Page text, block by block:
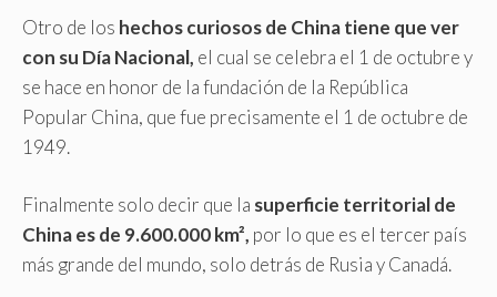
Otro de los hechos curiosos de China tiene que ver
con su Día Nacional, el cual se celebra el 1 de octubre y
se hace en honor de la fundación de la República
Popular China, que fue precisamente el 1 de octubre de
1949.
Finalmente solo decir que la superficie territorial de
China es de 9.600.000 km², por lo que es el tercer país
más grande del mundo, solo detrás de Rusia y Canadá.